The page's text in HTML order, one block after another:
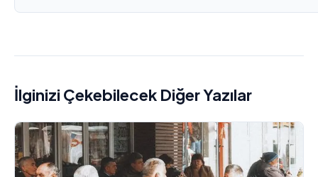
İlginizi Çekebilecek Diğer Yazılar